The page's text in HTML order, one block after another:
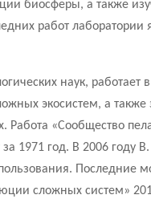
биосферы, а также
работ лаборатории
наук, работает
экосистем, а
«Сообщество
1971 год. В 2006
Последние
сложных систем»